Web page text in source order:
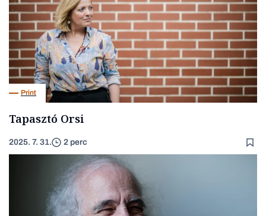
Print
Tapasztó Orsi
2025. 7. 31. 2 perc